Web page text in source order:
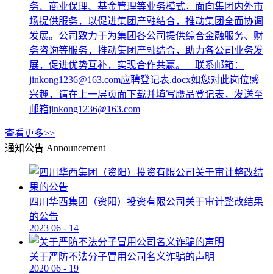
务、商业保理、基金管理等业务模式，面向集团内外市
场提供服务，以促进集团产融结合，推动集团全面协调
发展。公司致力于为集团各公司提供综合金融服务、财
务咨询等服务，推动集团产融结合，助力各公司业务发
展，促进优势互补，实现合作共赢。 联系邮箱：
jinkong1236@163.com应聘登记表.docx如您对此岗位感
兴趣，请在上一层页面下载并填写赝品登记表，发送至
邮箱jinkong1236@163.com
查看更多>>
通知公告 Announcement
四川华西集团（资阳）投资有限公司关于审计整改结果
的公告
2023 06 - 14
关于严防不法分子冒用公司名义诈骗的声明
2020 06 - 19